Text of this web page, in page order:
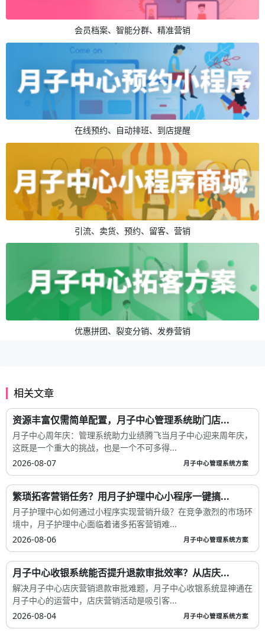
会员档案、智能分群、精准营销
在线预约、自动排班、到店提醒
引流、卖货、预约、留客、营销
优惠拼团、裂变分销、发券营销
相关文章
资源丰富仅需简单配置，月子中心管理系统助门店...
月子中心周年庆：管理系统助力业绩腾飞当月子中心迎来周年庆，
这既是一个重大的挑战，也是一个不可多得...
2026-08-07
月子中心管理系统方案
繁琐拓客营销任务？用月子护理中心小程序一键搞...
月子护理中心如何通过小程序实现营销升级？在竞争激烈的市场环
境中，月子护理中心面临着诸多拓客营销难...
2026-08-06
月子中心管理系统方案
月子中心收银系统能否提升退款审批效率？从店庆...
解决月子中心店庆营销退款审批难题，月子中心收银系统显神通在
月子中心的运营中，店庆营销活动是吸引客...
2026-08-04
月子中心管理系统方案